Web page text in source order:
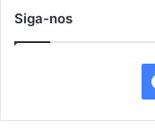
Siga-nos